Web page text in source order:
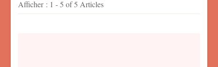
Afficher : 1 - 5 of 5 Articles